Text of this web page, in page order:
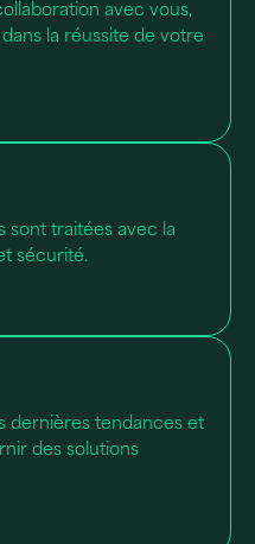
avec vous,
la réussite de votre
sont traitées avec la
sécurité.
dernières tendances et
des solutions